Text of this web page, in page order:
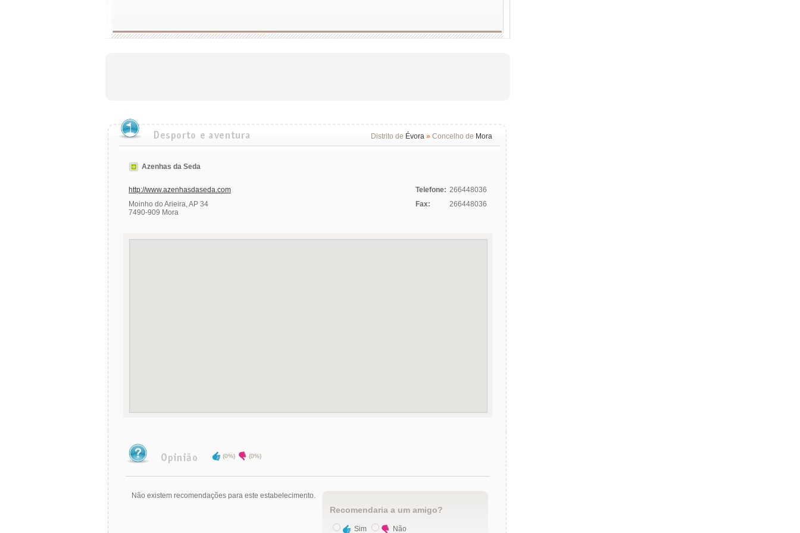
Distrito de Évora » Concelho de Mora
Azenhas da Seda
http://www.azenhasdaseda.com
Moinho do Arieira, AP 34
7490-909 Mora
Telefone: 266448036
Fax:
266448036
(0%) (0%)
Não existem recomendações para este estabelecimento.
Recomendaria a um amigo?
Sim Não